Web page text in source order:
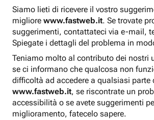
Siamo lieti di ricevere il vostro
migliore www.fastweb.it. Se trovate
suggerimenti, contattateci via e-mail,
Spiegate i dettagli del problema in
Teniamo molto al contributo dei nostri
se ci informano che qualcosa non
difficoltà ad accedere a qualsiasi parte
www.fastweb.it, se riscontrate un
accessibilità o se avete suggerimenti
miglioramento, fatecelo sapere.